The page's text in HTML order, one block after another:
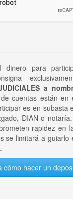
dinero para
a
cuentas están en
es en subasta
DIAN o
rapidez en
se limitará a guiarlo
cómo hacer un